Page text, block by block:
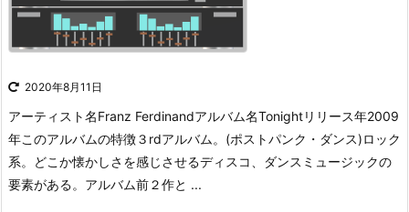
2020年8月11日
アーティスト名Franz Ferdinandアルバム名Tonightリリース年2009
年このアルバムの特徴３rdアルバム。(ポストパンク・ダンス)ロック
系。どこか懐かしさを感じさせるディスコ、ダンスミュージックの
要素がある。アルバム前２作と ...